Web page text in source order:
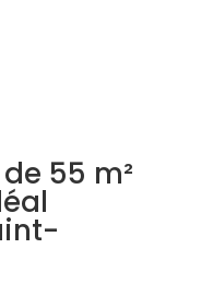
55 m²